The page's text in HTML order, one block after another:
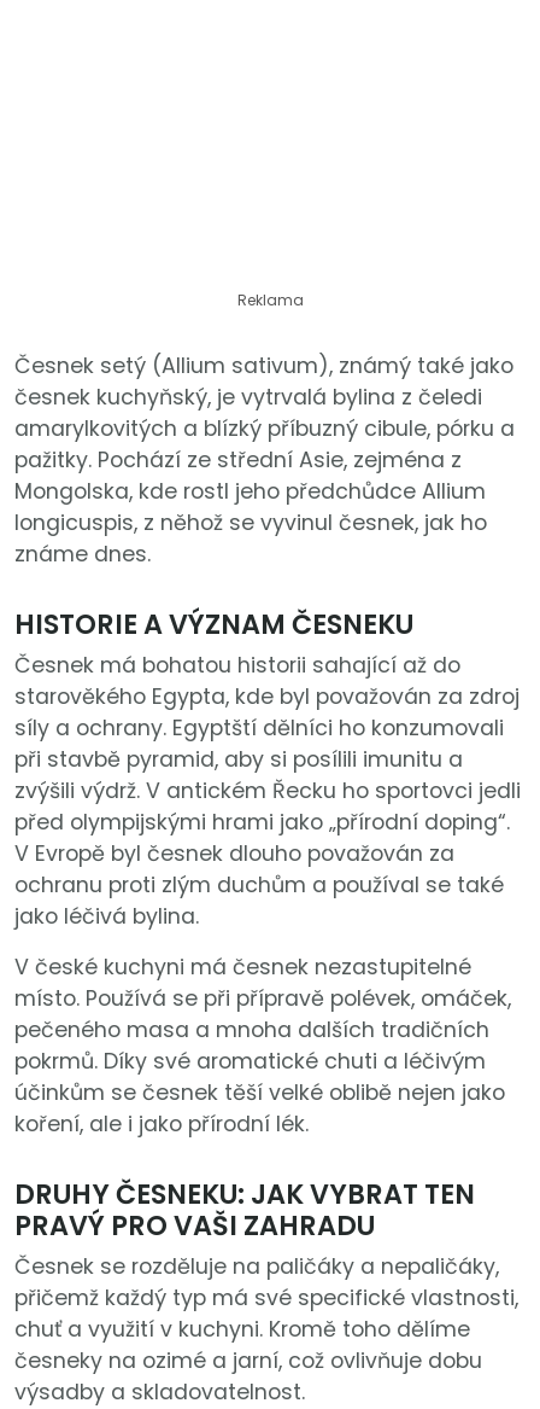
Reklama
Česnek setý (Allium sativum), známý také jako
česnek kuchyňský, je vytrvalá bylina z čeledi
amarylkovitých a blízký příbuzný cibule, pórku a
pažitky. Pochází ze střední Asie, zejména z
Mongolska, kde rostl jeho předchůdce Allium
longicuspis, z něhož se vyvinul česnek, jak ho
známe dnes.
HISTORIE A VÝZNAM ČESNEKU
Česnek má bohatou historii sahající až do
starověkého Egypta, kde byl považován za zdroj
síly a ochrany. Egyptští dělníci ho konzumovali
při stavbě pyramid, aby si posílili imunitu a
zvýšili výdrž. V antickém Řecku ho sportovci jedli
před olympijskými hrami jako „přírodní doping“.
V Evropě byl česnek dlouho považován za
ochranu proti zlým duchům a používal se také
jako léčivá bylina.
V české kuchyni má česnek nezastupitelné
místo. Používá se při přípravě polévek, omáček,
pečeného masa a mnoha dalších tradičních
pokrmů. Díky své aromatické chuti a léčivým
účinkům se česnek těší velké oblibě nejen jako
koření, ale i jako přírodní lék.
DRUHY ČESNEKU: JAK VYBRAT TEN
PRAVÝ PRO VAŠI ZAHRADU
Česnek se rozděluje na paličáky a nepaličáky,
přičemž každý typ má své specifické vlastnosti,
chuť a využití v kuchyni. Kromě toho dělíme
česneky na ozimé a jarní, což ovlivňuje dobu
výsadby a skladovatelnost.